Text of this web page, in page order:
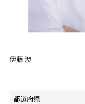
伊藤 渉
都道府県